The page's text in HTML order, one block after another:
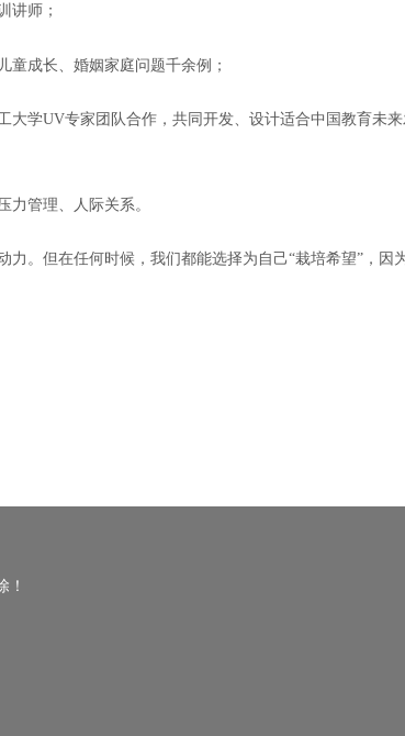
讲师；
童成长、婚姻家庭问题千余例；
学UV专家团队合作，共同开发、设计适合中国教育未
力管理、人际关系。
力。但在任何时候，我们都能选择为自己“栽培希望”，
！